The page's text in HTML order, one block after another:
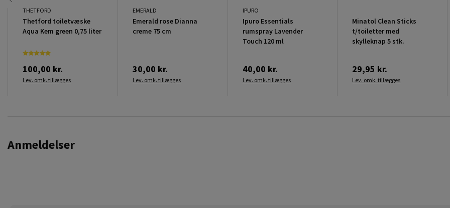
THETFORD
Thetford toiletvæske
Aqua Kem green 0,75 liter
100,00 kr.
Lev. omk. tillægges
EMERALD
Emerald rose Dianna
creme 75 cm
30,00 kr.
Lev. omk. tillægges
IPURO
Ipuro Essentials
rumspray Lavender
Touch 120 ml
40,00 kr.
Lev. omk. tillægges
Minatol Clean Sticks
t/toiletter med
skylleknap 5 stk.
29,95 kr.
Lev. omk. tillægges
Anmeldelser